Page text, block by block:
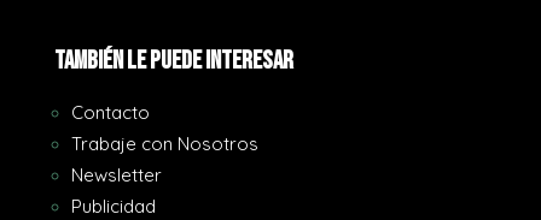
También le puede interesar
Contacto
Trabaje con Nosotros
Newsletter
Publicidad